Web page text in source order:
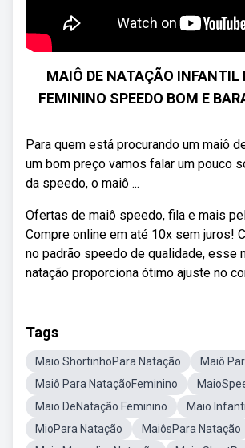
MAIÔ DE NATAÇÃO INFANTIL
FEMININO SPEEDO BOM E
Para quem está procurando um maiô
um bom preço vamos falar um pouco
da speedo, o maiô ...
Ofertas de maiô speedo, fila e mais
Compre online em até 10x sem juros!
no padrão speedo de qualidade, esse
natação proporciona ótimo ajuste no
Tags
Maio ShortinhoPara Natação
Maiô
Maiô Para NataçãoFeminino
Maio DeNatação Feminino
Maio
MioPara Natação
MaiôsPara Natação